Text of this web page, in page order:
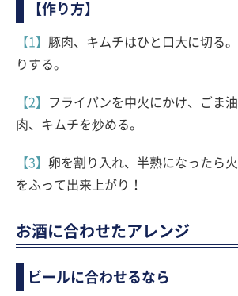
【作り方】
【1】 豚肉、キムチはひと口大に切る
りする。
【2】
フライパンを中火にかけ、ごま
肉、キムチを炒める。
【3】 卵を割り入れ、半熟になったら
をふって出来上がり！
お酒に合わせたアレンジ
ビールに合わせるなら